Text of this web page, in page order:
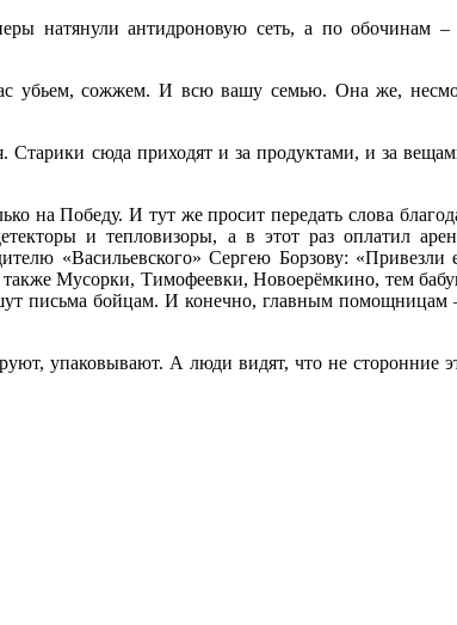
натянули антидроновую сеть, а по обочинам
убьем, сожжем. И всю вашу семью. Она же,
сюда приходят и за продуктами, и за
на Победу. И тут же просит передать слова
и тепловизоры, а в этот раз оплатил
«Васильевского» Сергею Борзову: «Привезли
Мусорки, Тимофеевки, Новоерёмкино, тем
письма бойцам. И конечно, главным
упаковывают. А люди видят, что не сторонние